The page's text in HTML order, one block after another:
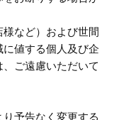
など）および世間
値する個人及び企
ご遠慮いただいて
予告なく変更する